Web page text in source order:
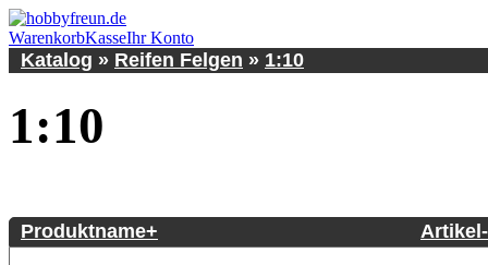
WarenkorbKasseIhr Konto
Katalog » Reifen Felgen » 1:10
1:10
Produktname+